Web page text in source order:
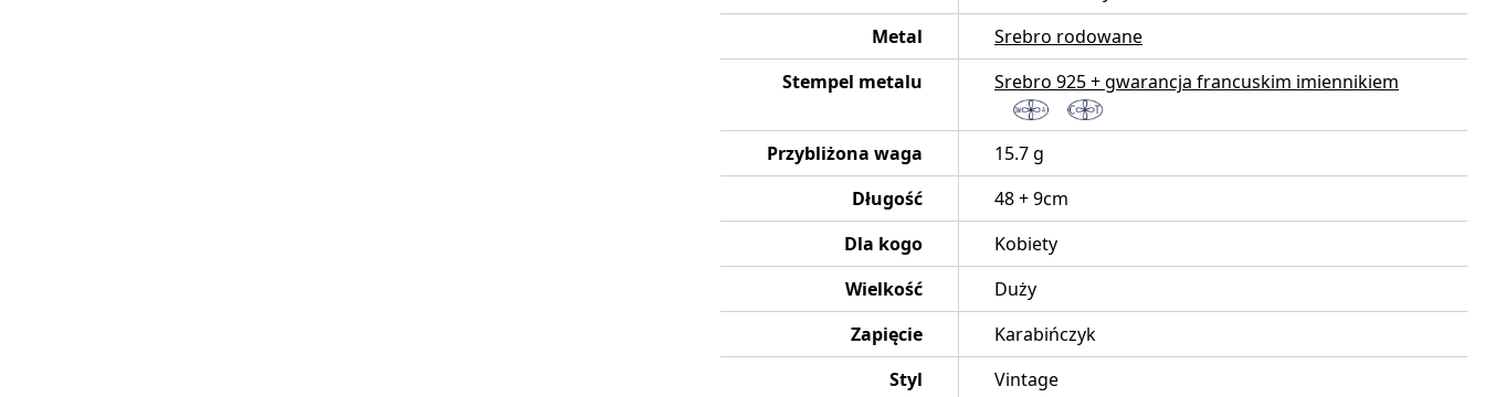
Metal
Srebro rodowane
Stempel metalu
Srebro 925 + gwarancja francuskim imiennikiem
Przybliżona waga
15.7 g
Długość
48 + 9cm
Dla kogo
Kobiety
Wielkość
Duży
Zapięcie
Karabińczyk
Styl
Vintage